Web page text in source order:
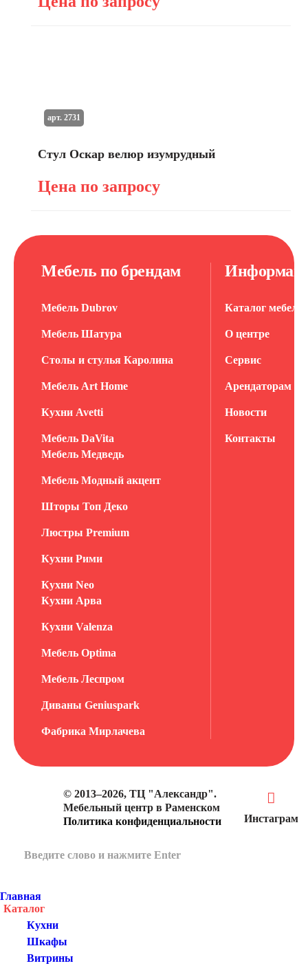
Стул Оскар велюр изумрудный
Цена по запросу
арт. 2731
Мебель по брендам
Мебель Dubrov
Мебель Шатура
Столы и стулья Каролина
Мебель Art Home
Кухни Avetti
Мебель DaVita
Мебель Медведь
Мебель Модный акцент
Шторы Топ Деко
Люстры Premium
Кухни Рими
Кухни Neo
Кухни Арва
Кухни Valenza
Мебель Optima
Мебель Леспром
Диваны Geniuspark
Фабрика Мирлачева
Каталог мебели
О центре
Сервис
Арендаторам
Новости
Контакты
© 2013–2026, ТЦ "Александр".
Мебельный центр в Раменском
Политика конфиденциальности
Инстаграм
Главная
Каталог
Кухни
Шкафы
Витрины